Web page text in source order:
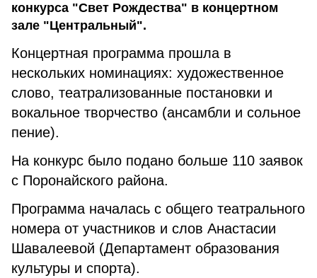
конкурса "Свет Рождества" в концертном
зале "Центральный".
Концертная программа прошла в
нескольких номинациях: художественное
слово, театрализованные постановки и
вокальное творчество (ансамбли и сольное
пение).
На конкурс было подано больше 110 заявок
с Поронайского района.
Программа началась с общего театрального
номера от участников и слов Анастасии
Шавалеевой (Департамент образования
культуры и спорта).